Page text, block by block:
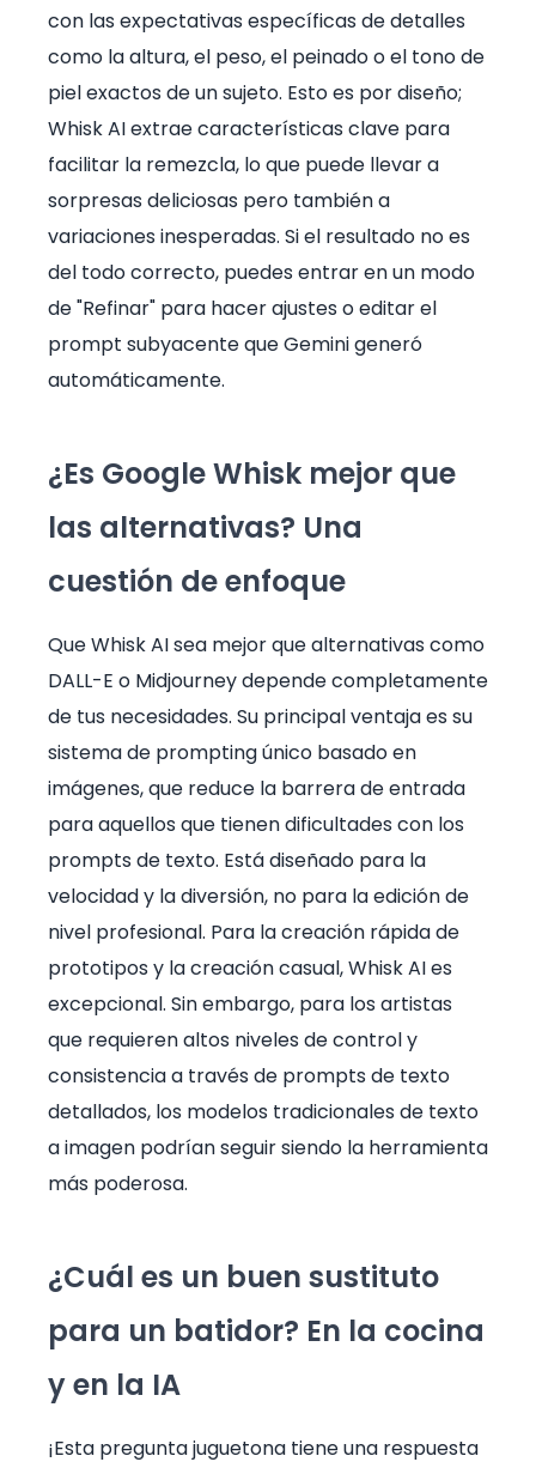
con las expectativas específicas de detalles
como la altura, el peso, el peinado o el tono de
piel exactos de un sujeto. Esto es por diseño;
Whisk AI extrae características clave para
facilitar la remezcla, lo que puede llevar a
sorpresas deliciosas pero también a
variaciones inesperadas. Si el resultado no es
del todo correcto, puedes entrar en un modo
de "Refinar" para hacer ajustes o editar el
prompt subyacente que Gemini generó
automáticamente.
¿Es Google Whisk mejor que
las alternativas? Una
cuestión de enfoque
Que Whisk AI sea mejor que alternativas como
DALL-E o Midjourney depende completamente
de tus necesidades. Su principal ventaja es su
sistema de prompting único basado en
imágenes, que reduce la barrera de entrada
para aquellos que tienen dificultades con los
prompts de texto. Está diseñado para la
velocidad y la diversión, no para la edición de
nivel profesional. Para la creación rápida de
prototipos y la creación casual, Whisk AI es
excepcional. Sin embargo, para los artistas
que requieren altos niveles de control y
consistencia a través de prompts de texto
detallados, los modelos tradicionales de texto
a imagen podrían seguir siendo la herramienta
más poderosa.
¿Cuál es un buen sustituto
para un batidor? En la cocina
y en la IA
¡Esta pregunta juguetona tiene una respuesta